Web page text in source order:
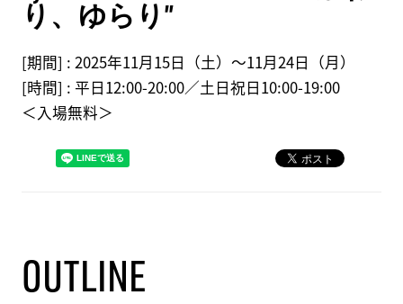
り、ゆらり”
[期間] : 2025年11月15日（土）～11月24日（月）
[時間] : 平日12:00-20:00／土日祝日10:00-19:00
＜入場無料＞
OUTLINE